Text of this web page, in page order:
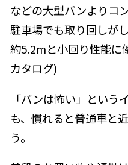
などの大型バンよりコ
駐車場でも取り回しが
約5.2mと小回り性能に
カタログ)
「バンは怖い」という
も、慣れると普通車と
う。